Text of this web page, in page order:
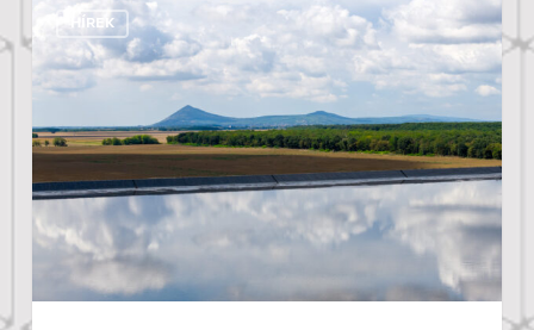
HÍREK
hektárral
nőtt
az
területek
nagysága
Baranyában